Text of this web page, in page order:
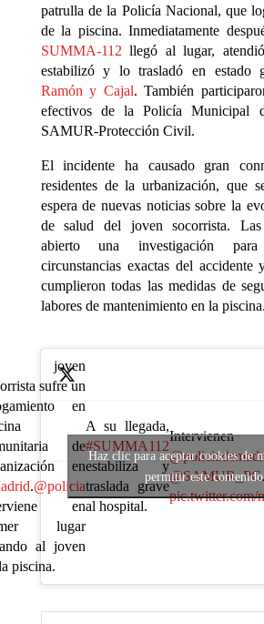
patrulla de la Policía Nacional, que
de la piscina. Inmediatamente
SUMMA-112llegó al lugar,
estabilizó y lo trasladó en
Ramón y Cajal. También
efectivos de la Policía Municipal
SAMUR-Protección Civil.
El incidente ha causado gran
residentes de la urbanización, que
espera de nuevas noticias sobre la
de salud del joven socorrista. Las
abierto una investigación
circunstancias exactas del accidente
cumplieron todas las medidas de
labores de mantenimiento en la piscina.
joven
sufre un
en
de
en
.@policia
en
lugar
al joven
piscina.
A su llegada,
#SUMMA112
estabiliza y
traslada grave
al hospital.
@SAMUR_PC.
pic.twitter.com/
Haz clic para aceptar cookies de
permitir este contenido